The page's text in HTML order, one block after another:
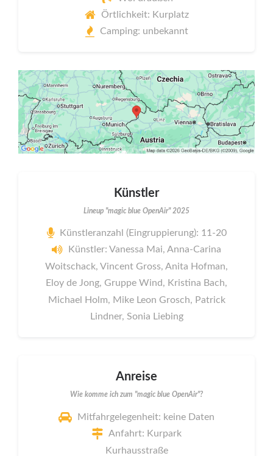
Örtlichkeit: Kurplatz
Camping: unbekannt
Künstler
Lineup "magic blue OpenAir" 2025
Künstleranzahl (Eingruppierung): 11-20
Künstler: Vanessa Mai, Anna-Carina
Woitschack, Vincent Gross, Anita Hofman,
Eloy de Jong, Gruppe Wind, Kristina Bach,
Michael Holm, Mike Leon Grosch, Patrick
Lindner, Sonia Liebing
Anreise
Wie komme ich zum "magic blue OpenAir"?
Mitfahrgelegenheit: keine Daten
Anfahrt: Kurpark
Kurhausstraße